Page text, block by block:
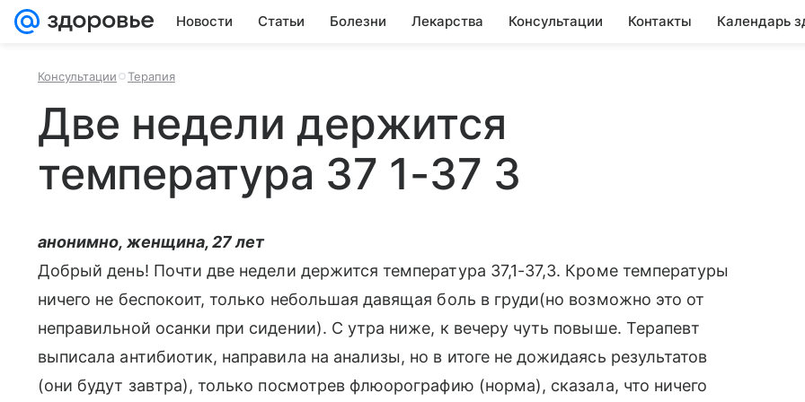
Новости Статьи Болезни Лекарства Консультации Контакты Календарь
Консультации Терапия
Две недели держится
температура 37 1-37 3
анонимно, женщина, 27 лет
Добрый день! Почти две недели держится температура 37,1-37,3. Кроме температуры
ничего не беспокоит, только небольшая давящая боль в груди(но возможно это от
неправильной осанки при сидении). С утра ниже, к вечеру чуть повыше. Терапевт
выписала антибиотик, направила на анализы, но в итоге не дожидаясь результатов
(они будут завтра), только посмотрев флюорографию (норма), сказала, что ничего